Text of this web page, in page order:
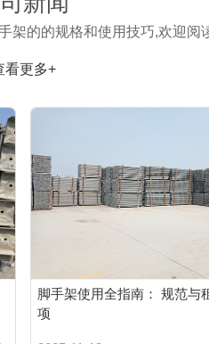
架的的规格和使用技巧,欢迎阅
看更多+
脚手架使用全指南： 规范与
项